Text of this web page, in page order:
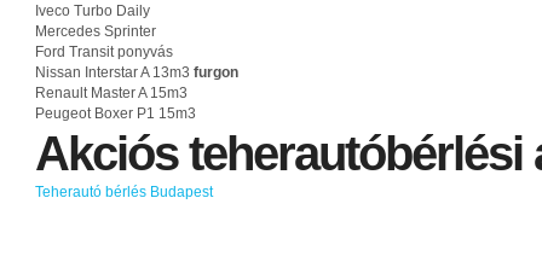
Iveco Turbo Daily
Mercedes Sprinter
Ford Transit ponyvás
Nissan Interstar A 13m3 furgon
Renault Master A 15m3
Peugeot Boxer P1 15m3
Akciósteherautóbérlési
Teherautó bérlés Budapest